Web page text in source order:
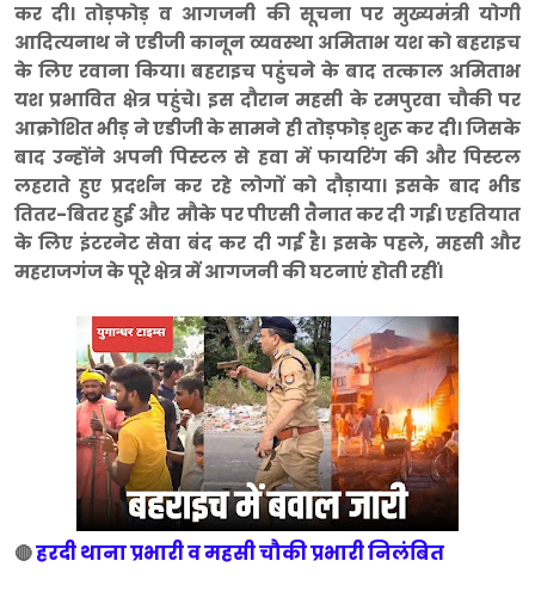
कर दी। तोड़फोड़ व आगजनी की सूचना पर मुख्यमंत्री योगी
आदित्यनाथ ने एडीजी कानून व्यवस्था अमिताभ यश को बहराइच
के लिए रवाना किया। बहराइच पहुंचने के बाद तत्काल अमिताभ
यश प्रभावित क्षेत्र पहुंचे। इस दौरान महसी के रमपुरवा चौकी पर
आक्रोशित भीड़ ने एडीजी के सामने ही तोड़फोड़ शुरू कर दी। जिसके
बाद उन्होंने अपनी पिस्टल से हवा में फायरिंग की और पिस्टल
लहराते हुए प्रदर्शन कर रहे लोगों को दौड़ाया। इसके बाद भीड
तितर-बितर हुई और मौके पर पीएसी तैनात कर दी गई। एहतियात
के लिए इंटरनेट सेवा बंद कर दी गई है। इसके पहले, महसी और
महराजगंज के पूरे क्षेत्र में आगजनी की घटनाएं होती रहीं।
🔴हरदी थाना प्रभारी व महसी चौकी प्रभारी निलंबित